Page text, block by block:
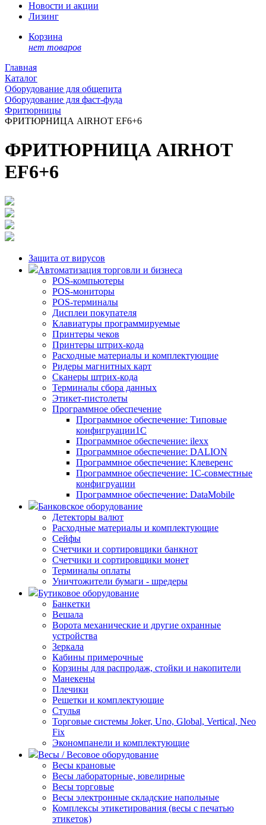
Новости и акции
Лизинг
Корзина
нет товаров
Главная
Каталог
Оборудование для общепита
Оборудование для фаст-фуда
Фритюрницы
ФРИТЮРНИЦА AIRHOT EF6+6
ФРИТЮРНИЦА AIRHOT
EF6+6
Защита от вирусов
Автоматизация торговли и бизнеса
POS-компьютеры
POS-мониторы
POS-терминалы
Дисплеи покупателя
Клавиатуры программируемые
Принтеры чеков
Принтеры штрих-кода
Расходные материалы и комплектующие
Ридеры магнитных карт
Сканеры штрих-кода
Терминалы сбора данных
Этикет-пистолеты
Программное обеспечение
Программное обеспечение: Типовые
конфигруации1С
Программное обеспечение: ilexx
Программное обеспечение: DALION
Программное обеспечение: Клеверенс
Программное обеспечение: 1С-совместные
конфигруации
Программное обеспечение: DataMobile
Банковское оборудование
Детекторы валют
Расходные материалы и комплектующие
Сейфы
Счетчики и сортировщики банкнот
Счетчики и сортировщики монет
Терминалы оплаты
Уничтожители бумаги - шредеры
Бутиковое оборудование
Банкетки
Вешала
Ворота механические и другие охранные
устройства
Зеркала
Кабины примерочные
Корзины для распродаж, стойки и накопители
Манекены
Плечики
Решетки и комплектующие
Стулья
Торговые системы Joker, Uno, Global, Vertical, Neo
Fix
Экономпанели и комплектующие
Весы / Весовое оборудование
Весы крановые
Весы лабораторные, ювелирные
Весы торговые
Весы электронные складские напольные
Комплексы этикетирования (весы с печатью
этикеток)